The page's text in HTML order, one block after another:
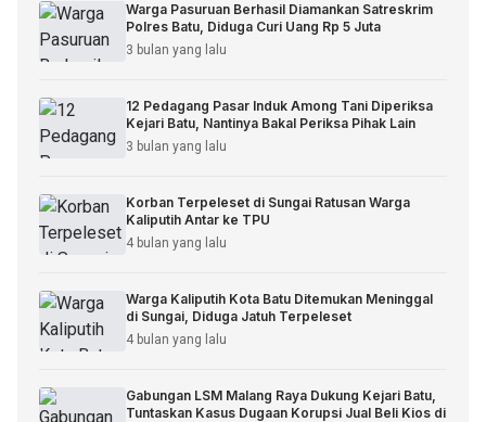
Warga Pasuruan Berhasil Diamankan Satreskrim
Polres Batu, Diduga Curi Uang Rp 5 Juta
3 bulan yang lalu
12 Pedagang Pasar Induk Among Tani Diperiksa
Kejari Batu, Nantinya Bakal Periksa Pihak Lain
3 bulan yang lalu
Korban Terpeleset di Sungai Ratusan Warga
Kaliputih Antar ke TPU
4 bulan yang lalu
Warga Kaliputih Kota Batu Ditemukan Meninggal
di Sungai, Diduga Jatuh Terpeleset
4 bulan yang lalu
Gabungan LSM Malang Raya Dukung Kejari Batu,
Tuntaskan Kasus Dugaan Korupsi Jual Beli Kios di